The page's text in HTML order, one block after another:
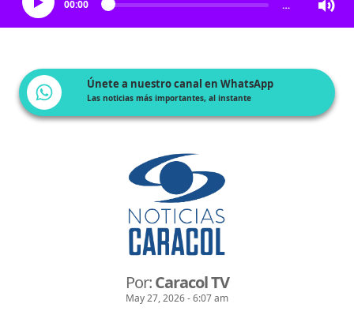
00:00 …
Únete a nuestro canal en WhatsApp
Las noticias más importantes, al instante
Por:Caracol TV
May 27, 2026 - 6:07 am